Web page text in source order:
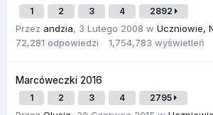
1 2 3 4 2892
Przez andzia, 3 Lutego 2008 w Uczniowie,
72,281 odpowiedzi 1,754,783 wyświetleń
Marcóweczki 2016
1 2 3 4 2795